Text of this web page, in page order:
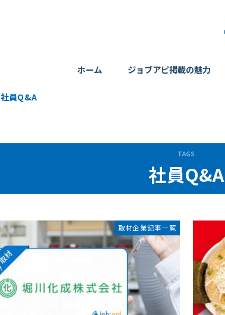
ホーム ジョブアピ掲載の魅力
社員Q&A
社員Q&A
取材企業記事一覧